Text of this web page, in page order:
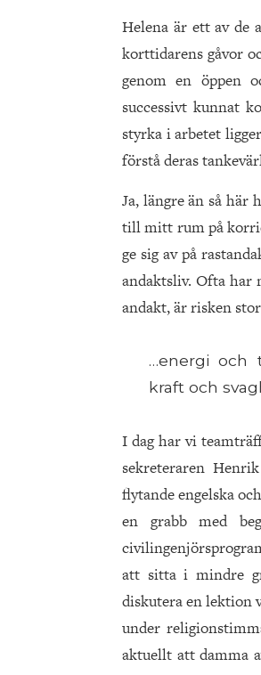
Helena är ett av de
korttidarens gåvor
genom en öppen
successivt kunnat
styrka i arbetet
förstå deras
Ja, längre än så
till mitt rum på
ge sig av på
andaktsliv. Ofta har
andakt, är risken
…energi och
kraft och
I dag har vi
sekreteraren
flytande engelska
en grabb med
att sitta i mindre
diskutera en lektion
under
aktuellt att damma